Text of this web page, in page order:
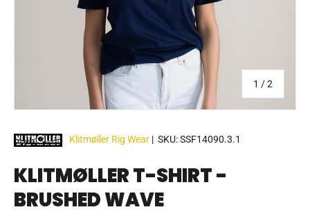
1 /von
2
Klitmøller Rig Wear | SKU:SSF14090.3.1
KLITMØLLER T-SHIRT -
BRUSHED WAVE